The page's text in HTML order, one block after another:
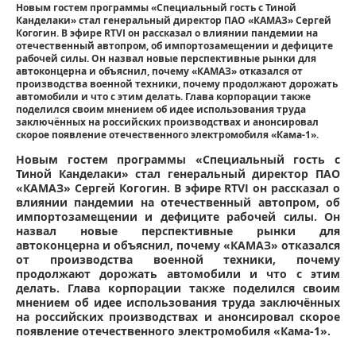
ФИНАНСОВЫЙ СЕРВИС
ФОТОГАЛЕРЕЯ
КОНТАКТНАЯ ИНФОРМАЦИЯ
Новым гостем программы «Специальный гость с Тиной
Канделаки» стал генеральный директор ПАО «КАМАЗ» Сергей
Когогин. В эфире RTVI он рассказал о влиянии пандемии на
отечественный автопром, об импортозамещении и дефиците
рабочей силы. Он назвал новые перспективные рынки для
автоконцерна и объяснил, почему «КАМАЗ» отказался от
производства военной техники, почему продолжают дорожать
автомобили и что с этим делать. Глава корпорации также
поделился своим мнением об идее использования труда
заключённых на российских производствах и анонсировал
скорое появление отечественного электромобиля «Кама-1».
Новым гостем программы «Специальный гость с
Тиной Канделаки» стал генеральный директор ПАО
«КАМАЗ» Сергей Когогин. В эфире RTVI он рассказал о
влиянии пандемии на отечественный автопром, об
импортозамещении и дефиците рабочей силы. Он
назвал новые перспективные рынки для
автоконцерна и объяснил, почему «КАМАЗ» отказался
от производства военной техники, почему
продолжают дорожать автомобили и что с этим
делать. Глава корпорации также поделился своим
мнением об идее использования труда заключённых
на российских производствах и анонсировал скорое
появление отечественного электромобиля «Кама-1».